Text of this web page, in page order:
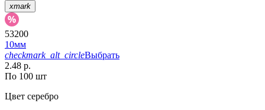
xmark
53200
10мм
checkmark_alt_circleВыбрать
2.48 р.
По 100 шт
Цвет серебро